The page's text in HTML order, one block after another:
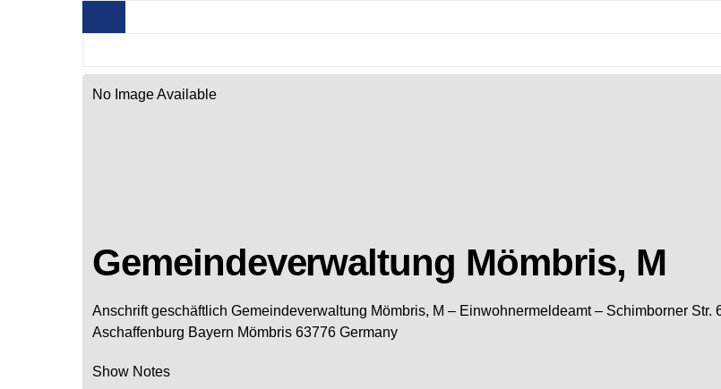
No Image Available
Gemeindeverwaltung Mömbris, M
Anschrift geschäftlich Gemeindeverwaltung Mömbris, M – Einwohnermeldeamt – Schimborner Str.
Aschaffenburg Bayern Mömbris 63776 Germany
Show Notes